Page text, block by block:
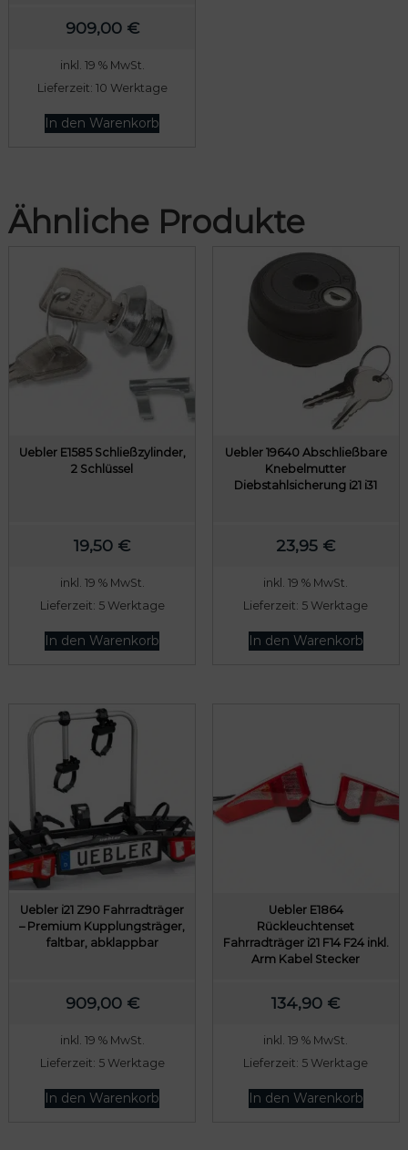
w
r
:
8
0
0
0
909,00 €
inkl. 19 % MwSt.
Lieferzeit: 10 Werktage
In den Warenkorb
Ähnliche Produkte
Uebler E1585 Schließzylinder,
2 Schlüssel
19,50 €
inkl. 19 % MwSt.
Lieferzeit: 5 Werktage
In den Warenkorb
Uebler 19640 Abschließbare
Knebelmutter
Diebstahlsicherung i21 i31
23,95 €
inkl. 19 % MwSt.
Lieferzeit: 5 Werktage
In den Warenkorb
Uebler i21 Z90 Fahrradträger
– Premium Kupplungsträger,
faltbar, abklappbar
909,00 €
inkl. 19 % MwSt.
Lieferzeit: 5 Werktage
In den Warenkorb
Uebler E1864
Rückleuchtenset
Fahrradträger i21 F14 F24 inkl.
Arm Kabel Stecker
134,90 €
inkl. 19 % MwSt.
Lieferzeit: 5 Werktage
In den Warenkorb